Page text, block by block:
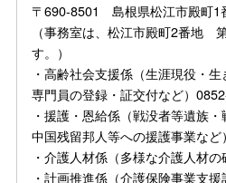
〒690-8501 島根県松江市殿町1
（事務室は、松江市殿町2番地
す。）
・高齢社会支援係（生涯現役・
専門員の登録・証交付など）
・援護・恩給係（戦没者等遺族・
中国残留邦人等への援護事業な
・介護人材係（多様な介護人材
・計画推進係（介護保険事業支